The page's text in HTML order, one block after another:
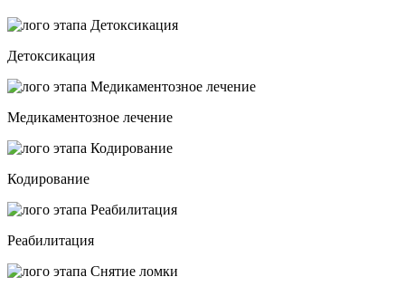
Детоксикация
Медикаментозное лечение
Кодирование
Реабилитация